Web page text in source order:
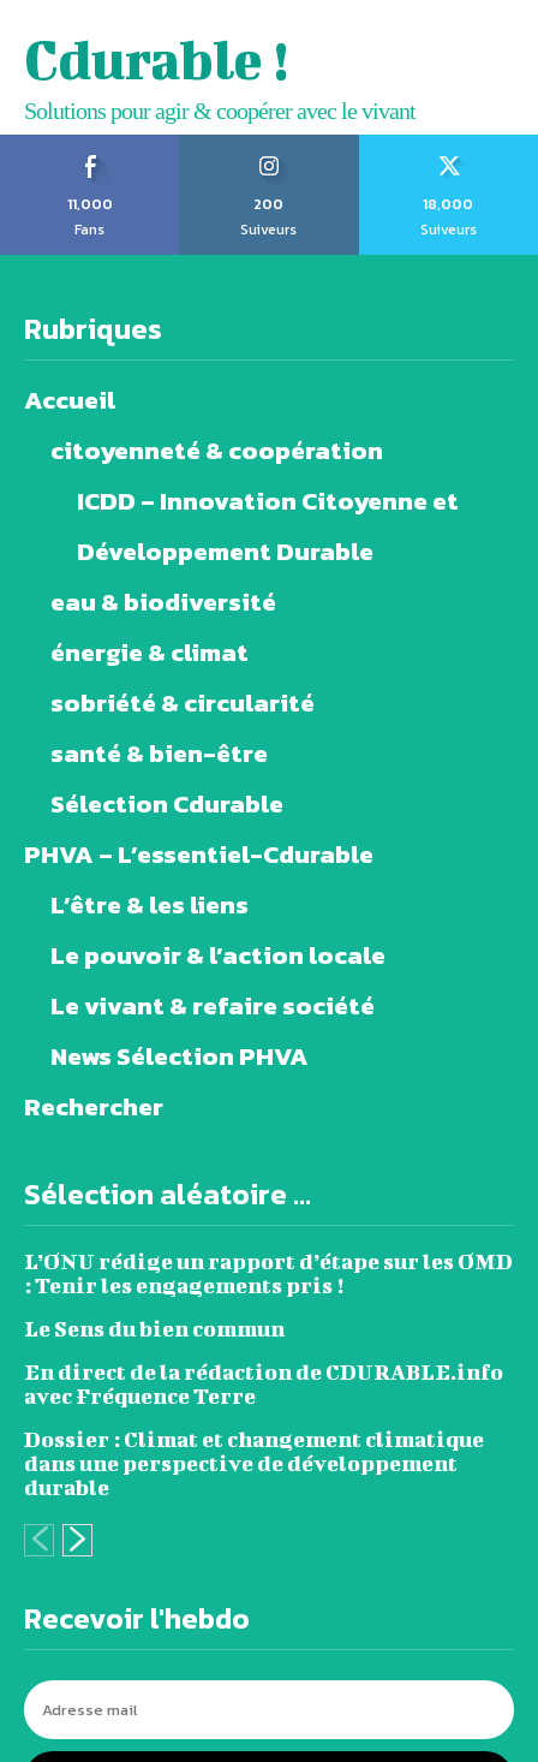
Cdurable !
Solutions pour agir & coopérer avec le vivant
11,000
Fans
200
Suiveurs
18,000
Suiveurs
Rubriques
Accueil
citoyenneté & coopération
ICDD – Innovation Citoyenne et
Développement Durable
eau & biodiversité
énergie & climat
sobriété & circularité
santé & bien-être
Sélection Cdurable
PHVA – L’essentiel-Cdurable
L’être & les liens
Le pouvoir & l’action locale
Le vivant & refaire société
News Sélection PHVA
Rechercher
Sélection aléatoire ...
L’ONU rédige un rapport d’étape sur les OMD
: Tenir les engagements pris !
Le Sens du bien commun
En direct de la rédaction de CDURABLE.info
avec Fréquence Terre
Dossier : Climat et changement climatique
dans une perspective de développement
durable
Recevoir l'hebdo